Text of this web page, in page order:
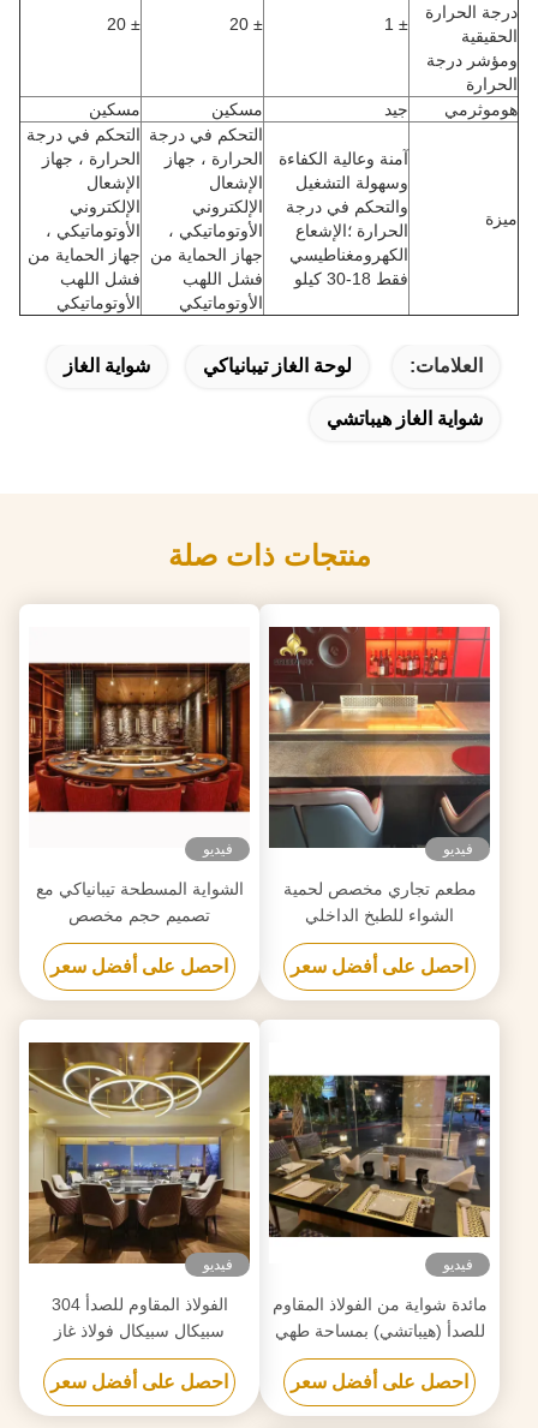
درجة الحرارة
الحقيقية
ومؤشر درجة
الحرارة
± 1
± 20
± 20
هوموثرمي جيد مسكين مسكين
ميزة
آمنة وعالية الكفاءة
وسهولة التشغيل
والتحكم في درجة
الحرارة ؛الإشعاع
الكهرومغناطيسي
فقط 18-30 كيلو
التحكم في درجة
الحرارة ، جهاز
الإشعال
الإلكتروني
الأوتوماتيكي ،
جهاز الحماية من
فشل اللهب
الأوتوماتيكي
التحكم في درجة
الحرارة ، جهاز
الإشعال
الإلكتروني
الأوتوماتيكي ،
جهاز الحماية من
فشل اللهب
الأوتوماتيكي
العلامات: لوحة الغاز تيبانياكي شواية الغاز
شواية الغاز هيباتشي
منتجات ذات صلة
فيديو
مطعم تجاري مخصص لحمية
الشواء للطبخ الداخلي
احصل على أفضل سعر
فيديو
الشواية المسطحة تيبانياكي مع
تصميم حجم مخصص
احصل على أفضل سعر
فيديو
مائدة شواية من الفولاذ المقاوم
للصدأ (هيباتشي) بمساحة طهي
500×380 مم
احصل على أفضل سعر
فيديو
الفولاذ المقاوم للصدأ 304
سبيكال سبيكال فولاذ غاز
تيبانياكي الشواية نطاق درجة
الحرارة 50-300C 2 سنة
احصل على أفضل سعر